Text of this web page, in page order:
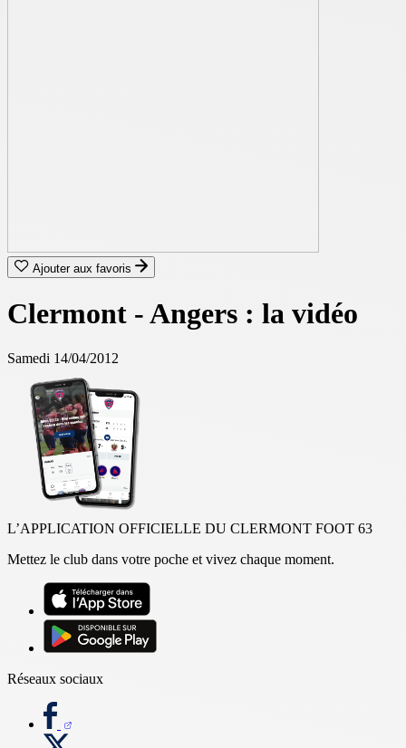
Ajouter aux favoris
Clermont - Angers : la vidéo
Samedi 14/04/2012
L’APPLICATION OFFICIELLE DU CLERMONT FOOT 63
Mettez le club dans votre poche et vivez chaque moment.
Réseaux sociaux